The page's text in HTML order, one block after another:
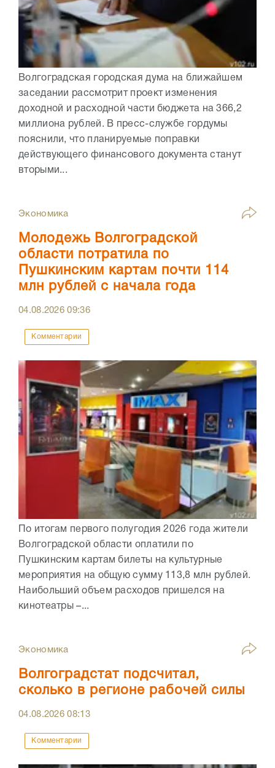
Волгоградская городская дума на ближайшем
заседании рассмотрит проект изменения
доходной и расходной части бюджета на 366,2
миллиона рублей. В пресс-службе гордумы
пояснили, что планируемые поправки
действующего финансового документа станут
вторыми...
Экономика
Молодежь Волгоградской
области потратила по
Пушкинским картам почти 114
млн рублей с начала года
04.08.202609:36
Комментарии
По итогам первого полугодия 2026 года жители
Волгоградской области оплатили по
Пушкинским картам билеты на культурные
мероприятия на общую сумму 113,8 млн рублей.
Наибольший объем расходов пришелся на
кинотеатры –...
Экономика
Волгоградстат подсчитал,
сколько в регионе рабочей силы
04.08.202608:13
Комментарии